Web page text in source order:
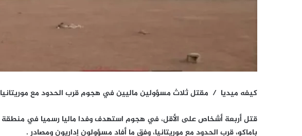
كيفه ميديا / مقتل ثلاث مسؤولين ماليين في هجوم قرب الحدود مع موريتانيا
باماكو، قرب الحدود مع موريتانيا، وفق ما أفاد مسؤولون إداريون ومصادر .